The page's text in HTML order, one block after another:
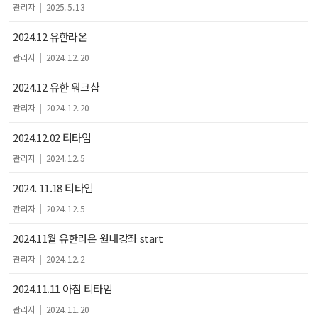
관리자 | 2025. 5. 13
2024.12 유한라온
관리자 | 2024. 12. 20
2024.12 유한 워크샵
관리자 | 2024. 12. 20
2024.12.02 티타임
관리자 | 2024. 12. 5
2024. 11.18 티타임
관리자 | 2024. 12. 5
2024.11월 유한라온 원내강좌 start
관리자 | 2024. 12. 2
2024.11.11 아침 티타임
관리자 | 2024. 11. 20